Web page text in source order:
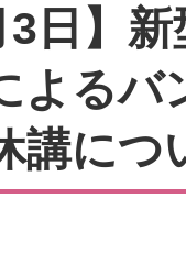
3日】
よるバ
講につ